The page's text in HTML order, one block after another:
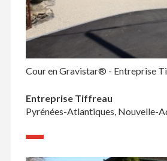
Cour en Gravistar® - Entreprise
Entreprise Tiffreau
Pyrénées-Atlantiques, Nouvelle-